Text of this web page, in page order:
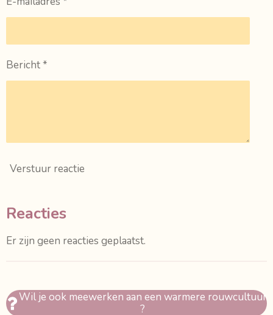
Bericht *
Verstuur reactie
Reacties
Er zijn geen reacties geplaatst.
Wil je ook meewerken aan een warmere rouwcultuur
?